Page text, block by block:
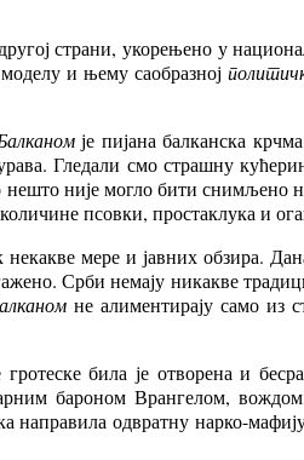
страни, укорењено у
и њему саобразној
је пијана балканска
Гледали смо страшну
није могло бити снимљено
псовки, простаклука и
некакве мере и јавних обзира.
Срби немају никакве
не алиментирају само из
била је отворена и
бароном Врангелом,
направила одвратну нарко-